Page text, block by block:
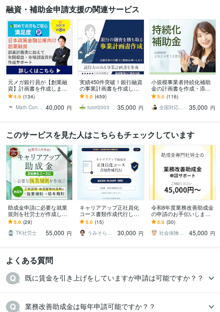
融資・補助金申請支援の関連サービス
元メガ銀行員が【創業融
資】計画書を作成します
審査を踏まえた【高品質
な】創業計画書を【素早
く】提供します。
4.9 (134)
Math Consulting 40,000 円
実績450件突破！銀行融資
の事業計画書を作成しま
す 元銀行員が銀行、公庫
の融資を勝ち取る事業計
画書を作成します
5.0 (459)
tuorr2003
35,000 円
小規模事業者持続化補助
金の計画書を作成・添削
します 補助金サポート歴1
0年、毎回10～20社程度の
お客様が採択
5.0 (116)
全国対応｜補助金コンシェルジュ練馬
35,000 円
このサービスを見た人はこちらもチェックしています
助成金申請に必要な就業
規則を社労士が作成しま
す 「完璧すぎる規則！」
と局担当者に絶賛された
規則を作成します。
5.0 (29)
TK社労士
55,000 円
キャリアアップ正社員化
コース書類作成代行しま
す 社労士による計画書・
支給申請書類の作成代行
5.0 (15)
うみそら行政書士社会保険労務士事務所
30,000 円
令和8年度業務改善助成金
の申請のお手伝いします
業務改善助成金申請書類
の作成代行します！
5.0 (30)
社会保険労務士事務所セオリー
45,000 円
よくある質問
既に賃金を引き上げをしていますが申請は可能ですか？？
業務改善助成金は毎年申請可能ですか？？